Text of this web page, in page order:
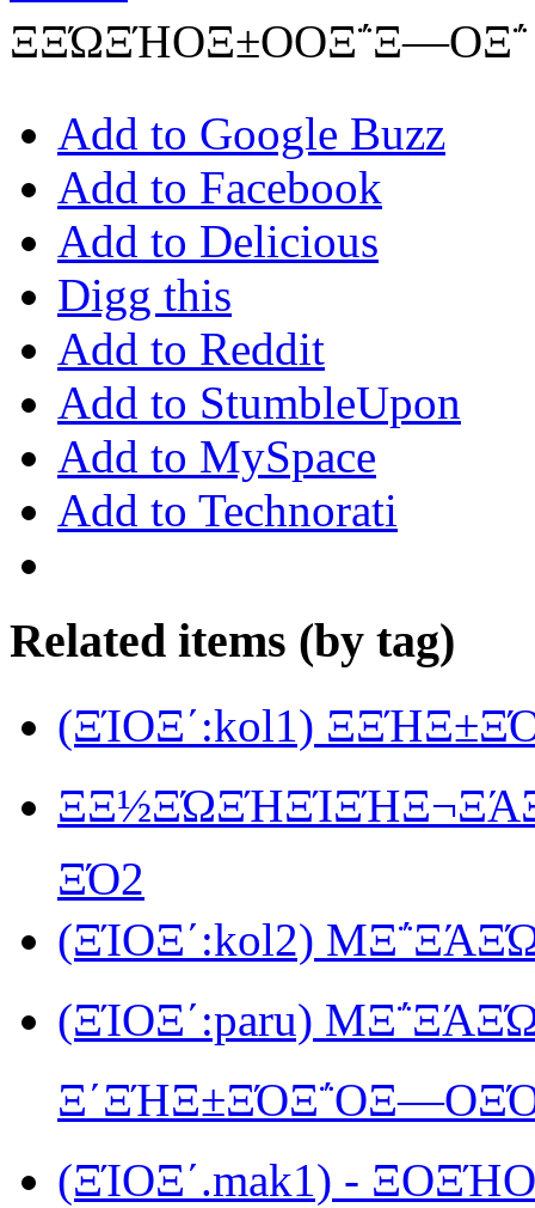
Add to Google Buzz
Add to Facebook
Add to Delicious
Digg this
Add to Reddit
Add to StumbleUpon
Add to MySpace
Add to Technorati
Related items (by tag)
(ΞΊΟΞ΄:kol1)
ΞΌ2
(ΞΊΟΞ΄:kol2)
(ΞΊΟΞ΄:paru)
(ΞΊΟΞ΄.mak1) -